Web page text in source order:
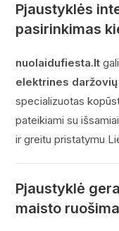
Pjaustyklės
pasirinkimas
nuolaidufiesta.lt
elektrines
specializuotas
pateikiami su
ir greitu pristatymu
Pjaustyklė
maisto